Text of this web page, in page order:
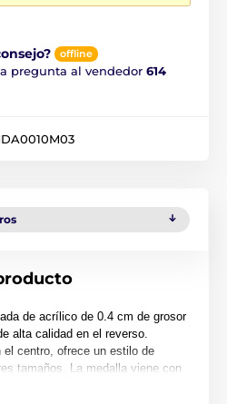
offline
pregunta al vendedor 614
de acrílico de 0.4 cm de grosor
alta calidad en el reverso.
el centro, ofrece un estilo de
tamaños. La medalla viene con